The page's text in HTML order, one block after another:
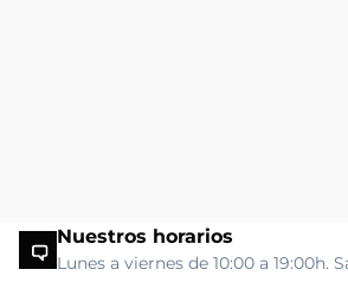
Nuestros horarios
Lunes a viernes de 10:00 a 19:00h.